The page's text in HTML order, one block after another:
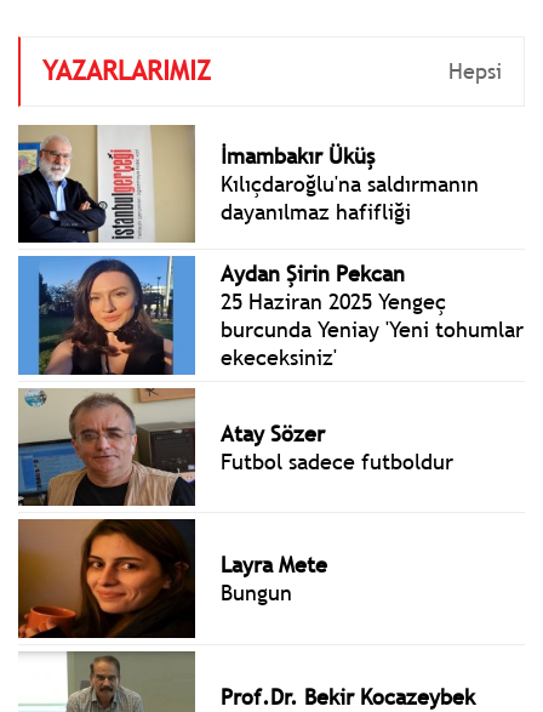
yılı. Bugün Türkiye Büyük
Cumhuriyetimizin
temelleri o gün atıldı.
YAZARLARIMIZ Hepsi
İmambakır Üküş
Kılıçdaroğlu'na saldırmanın
dayanılmaz hafifliği
Aydan Şirin Pekcan
25 Haziran 2025 Yengeç
burcunda Yeniay 'Yeni tohumlar
ekeceksiniz'
Atay Sözer
Futbol sadece futboldur
Layra Mete
Bungun
Prof.Dr. Bekir Kocazeybek